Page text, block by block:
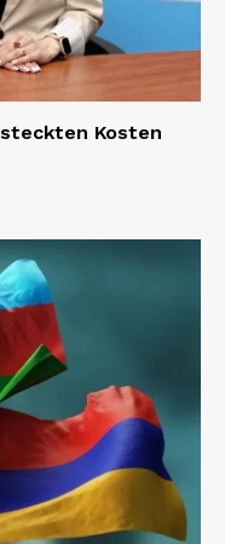
Kosten